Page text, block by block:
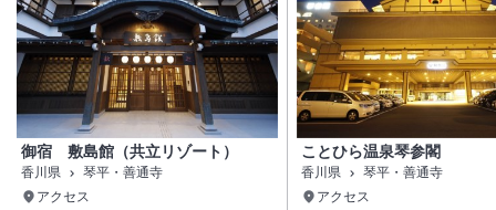
御宿 敷島館（共立リゾート）
香川県
琴平・善通寺
アクセス
ことひら温泉琴参閣
香川県
琴平・善通寺
アクセス